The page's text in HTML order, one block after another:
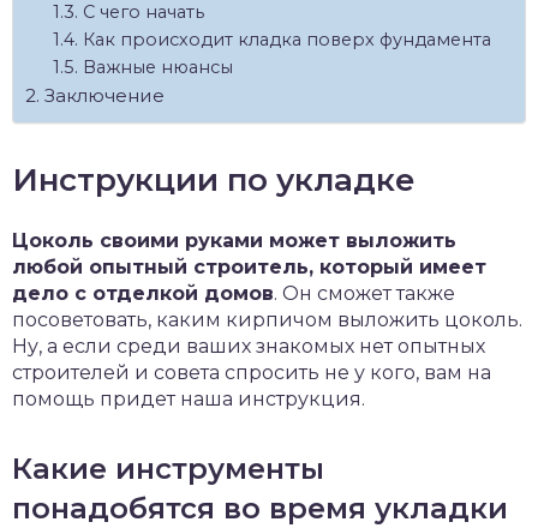
С чего начать
Как происходит кладка поверх фундамента
Важные нюансы
Заключение
Инструкции по укладке
Цоколь своими руками может выложить
любой опытный строитель, который имеет
дело с отделкой домов. Он сможет также
посоветовать, каким кирпичом выложить цоколь.
Ну, а если среди ваших знакомых нет опытных
строителей и совета спросить не у кого, вам на
помощь придет наша инструкция.
Какие инструменты
понадобятся во время укладки